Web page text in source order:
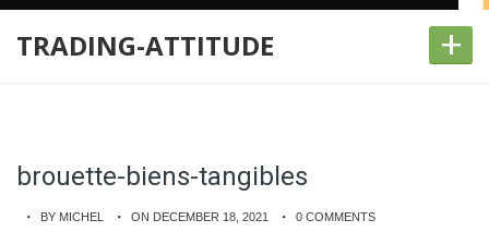
TRADING-ATTITUDE +
brouette-biens-tangibles
BY MICHEL ON DECEMBER 18, 2021 0 COMMENTS